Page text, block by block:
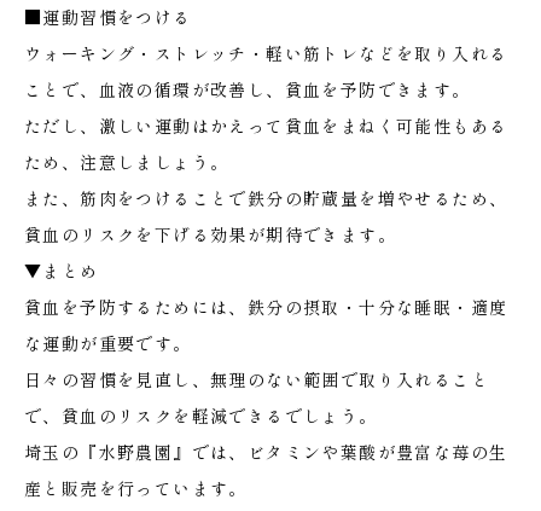
■運動習慣をつける
ウォーキング・ストレッチ・軽い筋トレなどを取り入れる
ことで、血液の循環が改善し、貧血を予防できます。
ただし、激しい運動はかえって貧血をまねく可能性もある
ため、注意しましょう。
また、筋肉をつけることで鉄分の貯蔵量を増やせるため、
貧血のリスクを下げる効果が期待できます。
▼まとめ
貧血を予防するためには、鉄分の摂取・十分な睡眠・適度
な運動が重要です。
日々の習慣を見直し、無理のない範囲で取り入れること
で、貧血のリスクを軽減できるでしょう。
埼玉の『水野農園』では、ビタミンや葉酸が豊富な苺の生
産と販売を行っています。